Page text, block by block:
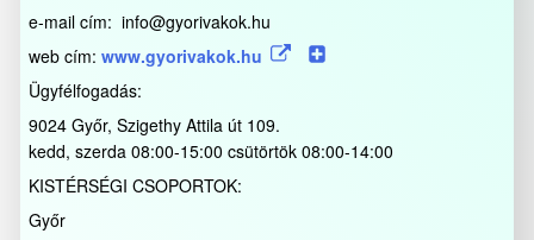
e-mail cím: info@gyorivakok.hu
web cím: www.gyorivakok.hu
Ügyfélfogadás:
9024 Győr, Szigethy Attila út 109.
kedd, szerda 08:00-15:00 csütörtök 08:00-14:00
KISTÉRSÉGI CSOPORTOK:
Győr